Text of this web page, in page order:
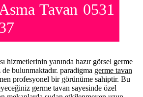
Tavan 0531
hizmetlerinin yanında hazır görsel germe
bulunmaktadır. paradigma germe tavan
profesyonel bir görünüme sahiptir. Bu
germe tavan sayesinde özel